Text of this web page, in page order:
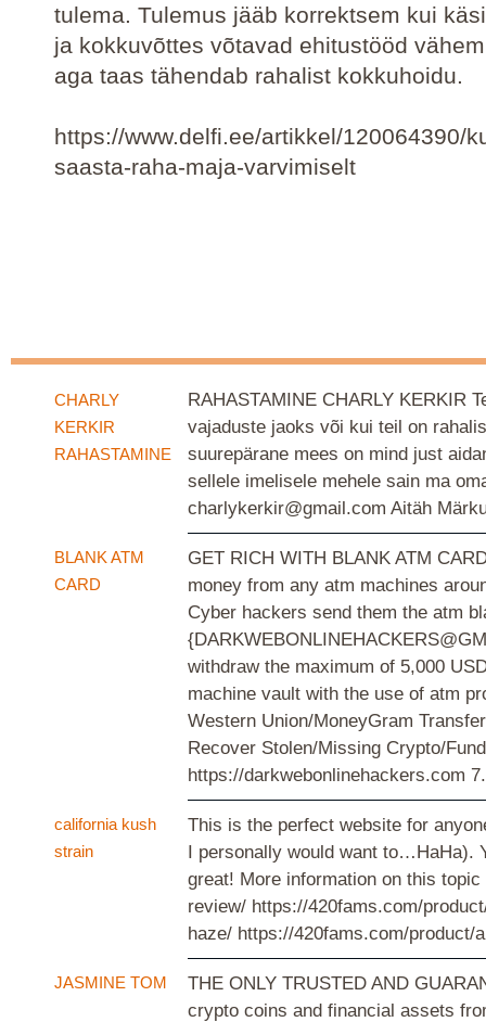
tulema. Tulemus jääb korrektsem kui
ja kokkuvõttes võtavad ehitustööd
aga taas tähendab rahalist kokkuhoidu.
https://www.delfi.ee/artikkel/120064390/
saasta-raha-maja-varvimiselt
CHARLY
KERKIR
RAHASTAMINE
RAHASTAMINE CHARLY KERKIR
vajaduste jaoks või kui teil on
suurepärane mees on mind just
sellele imelisele mehele sain ma
charlykerkir@gmail.com Aitäh
BLANK ATM
CARD
GET RICH WITH BLANK ATM
money from any atm machines
Cyber hackers send them the atm
withdraw the maximum of 5,000
machine vault with the use of atm
Western Union/MoneyGram
Recover Stolen/Missing Crypto/
https://darkwebonlinehackers.com
california kush
strain
This is the perfect website for
I personally would want to…HaHa).
great! More information on this
review/ https://420fams.com/
haze/ https://420fams.com/
JASMINE TOM
THE ONLY TRUSTED AND
crypto coins and financial assets